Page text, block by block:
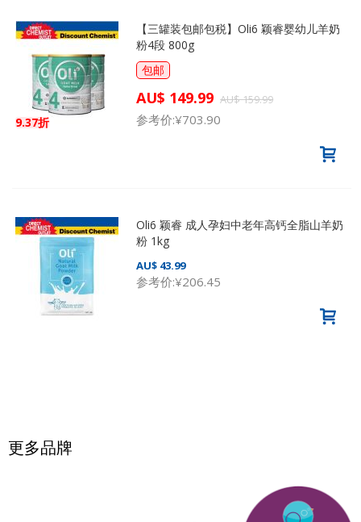
9.37折
【三罐装包邮包税】Oli6 颖睿婴幼儿羊奶
粉4段 800g
包邮
AU$ 149.99 AU$ 159.99
参考价:¥703.90
Oli6 颖睿 成人孕妇中老年高钙全脂山羊奶
粉 1kg
AU$ 43.99
参考价:¥206.45
更多品牌